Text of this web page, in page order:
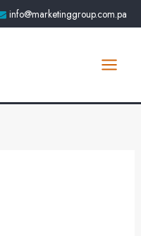
info@marketinggroup.com.pa